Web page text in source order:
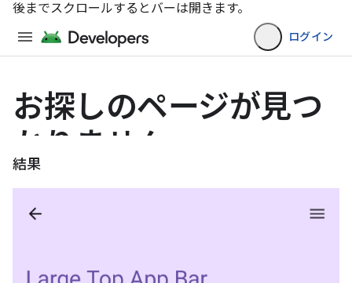
後までスクロールするとバーは開きます。
結果